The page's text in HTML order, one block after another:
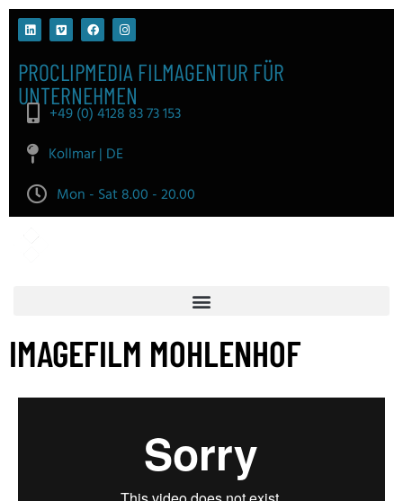
PROCLIPMEDIA FILMAGENTUR FÜR
UNTERNEHMEN
+49 (0) 4128 83 73 153
Kollmar | DE
Mon - Sat 8.00 - 20.00
IMAGEFILM MOHLENHOF